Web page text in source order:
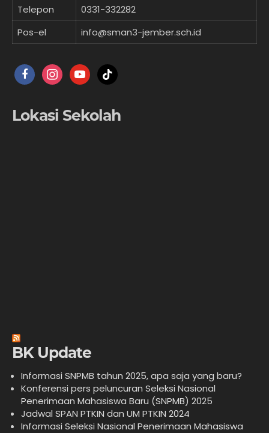
Telepon
0331-332282
Pos-el
info@sman3-jember.sch.id
facebookinstagramyoutubetiktok
Lokasi Sekolah
BK Update
Informasi SNPMB tahun 2025, apa saja yang baru?
Konferensi pers peluncuran Seleksi Nasional
Penerimaan Mahasiswa Baru (SNPMB) 2025
Jadwal SPAN PTKIN dan UM PTKIN 2024
Informasi Seleksi Nasional Penerimaan Mahasiswa